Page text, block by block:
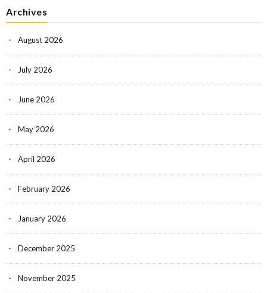
Archives
August 2026
July 2026
June 2026
May 2026
April 2026
February 2026
January 2026
December 2025
November 2025